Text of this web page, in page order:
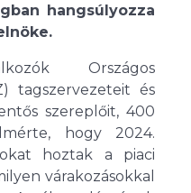
hangsúlyozza
Országos
tagszervezeteit és
szereplőit, 400
hogy 2024.
hoztak a piaci
várakozásokkal